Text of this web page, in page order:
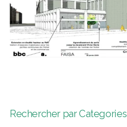
Rechercher par Categories